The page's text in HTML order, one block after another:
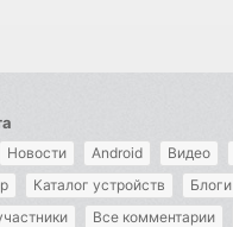
Новости Android Видео
Каталог устройств Блоги
Все комментарии